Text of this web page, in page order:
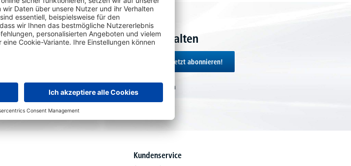
20€ Willkommensgutschein erhalten
Jetzt abonnieren!
an. Für Ihre Anmeldung schenken wir Ihnen
Einlösbar ab einem Mindest-Nettobestellwert von 200€.
jederzeit möglich.
Kundenservice